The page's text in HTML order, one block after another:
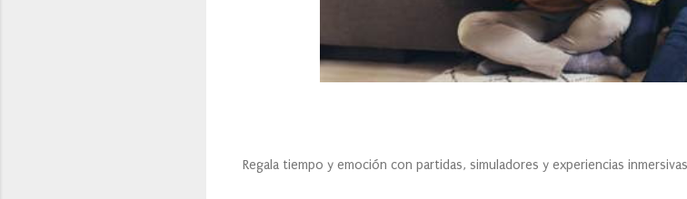
Regala tiempo y emoción con partidas, simuladores y experiencias